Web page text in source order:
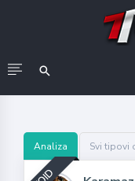
Analiza Svi tipovi